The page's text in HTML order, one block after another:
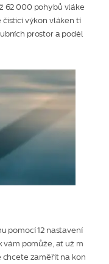
62 000 pohybů vláke
čisticí výkon vláken tí
prostor a podél
pomocí 12 nastavení
pomůže, ať už m
chcete zaměřit na kon